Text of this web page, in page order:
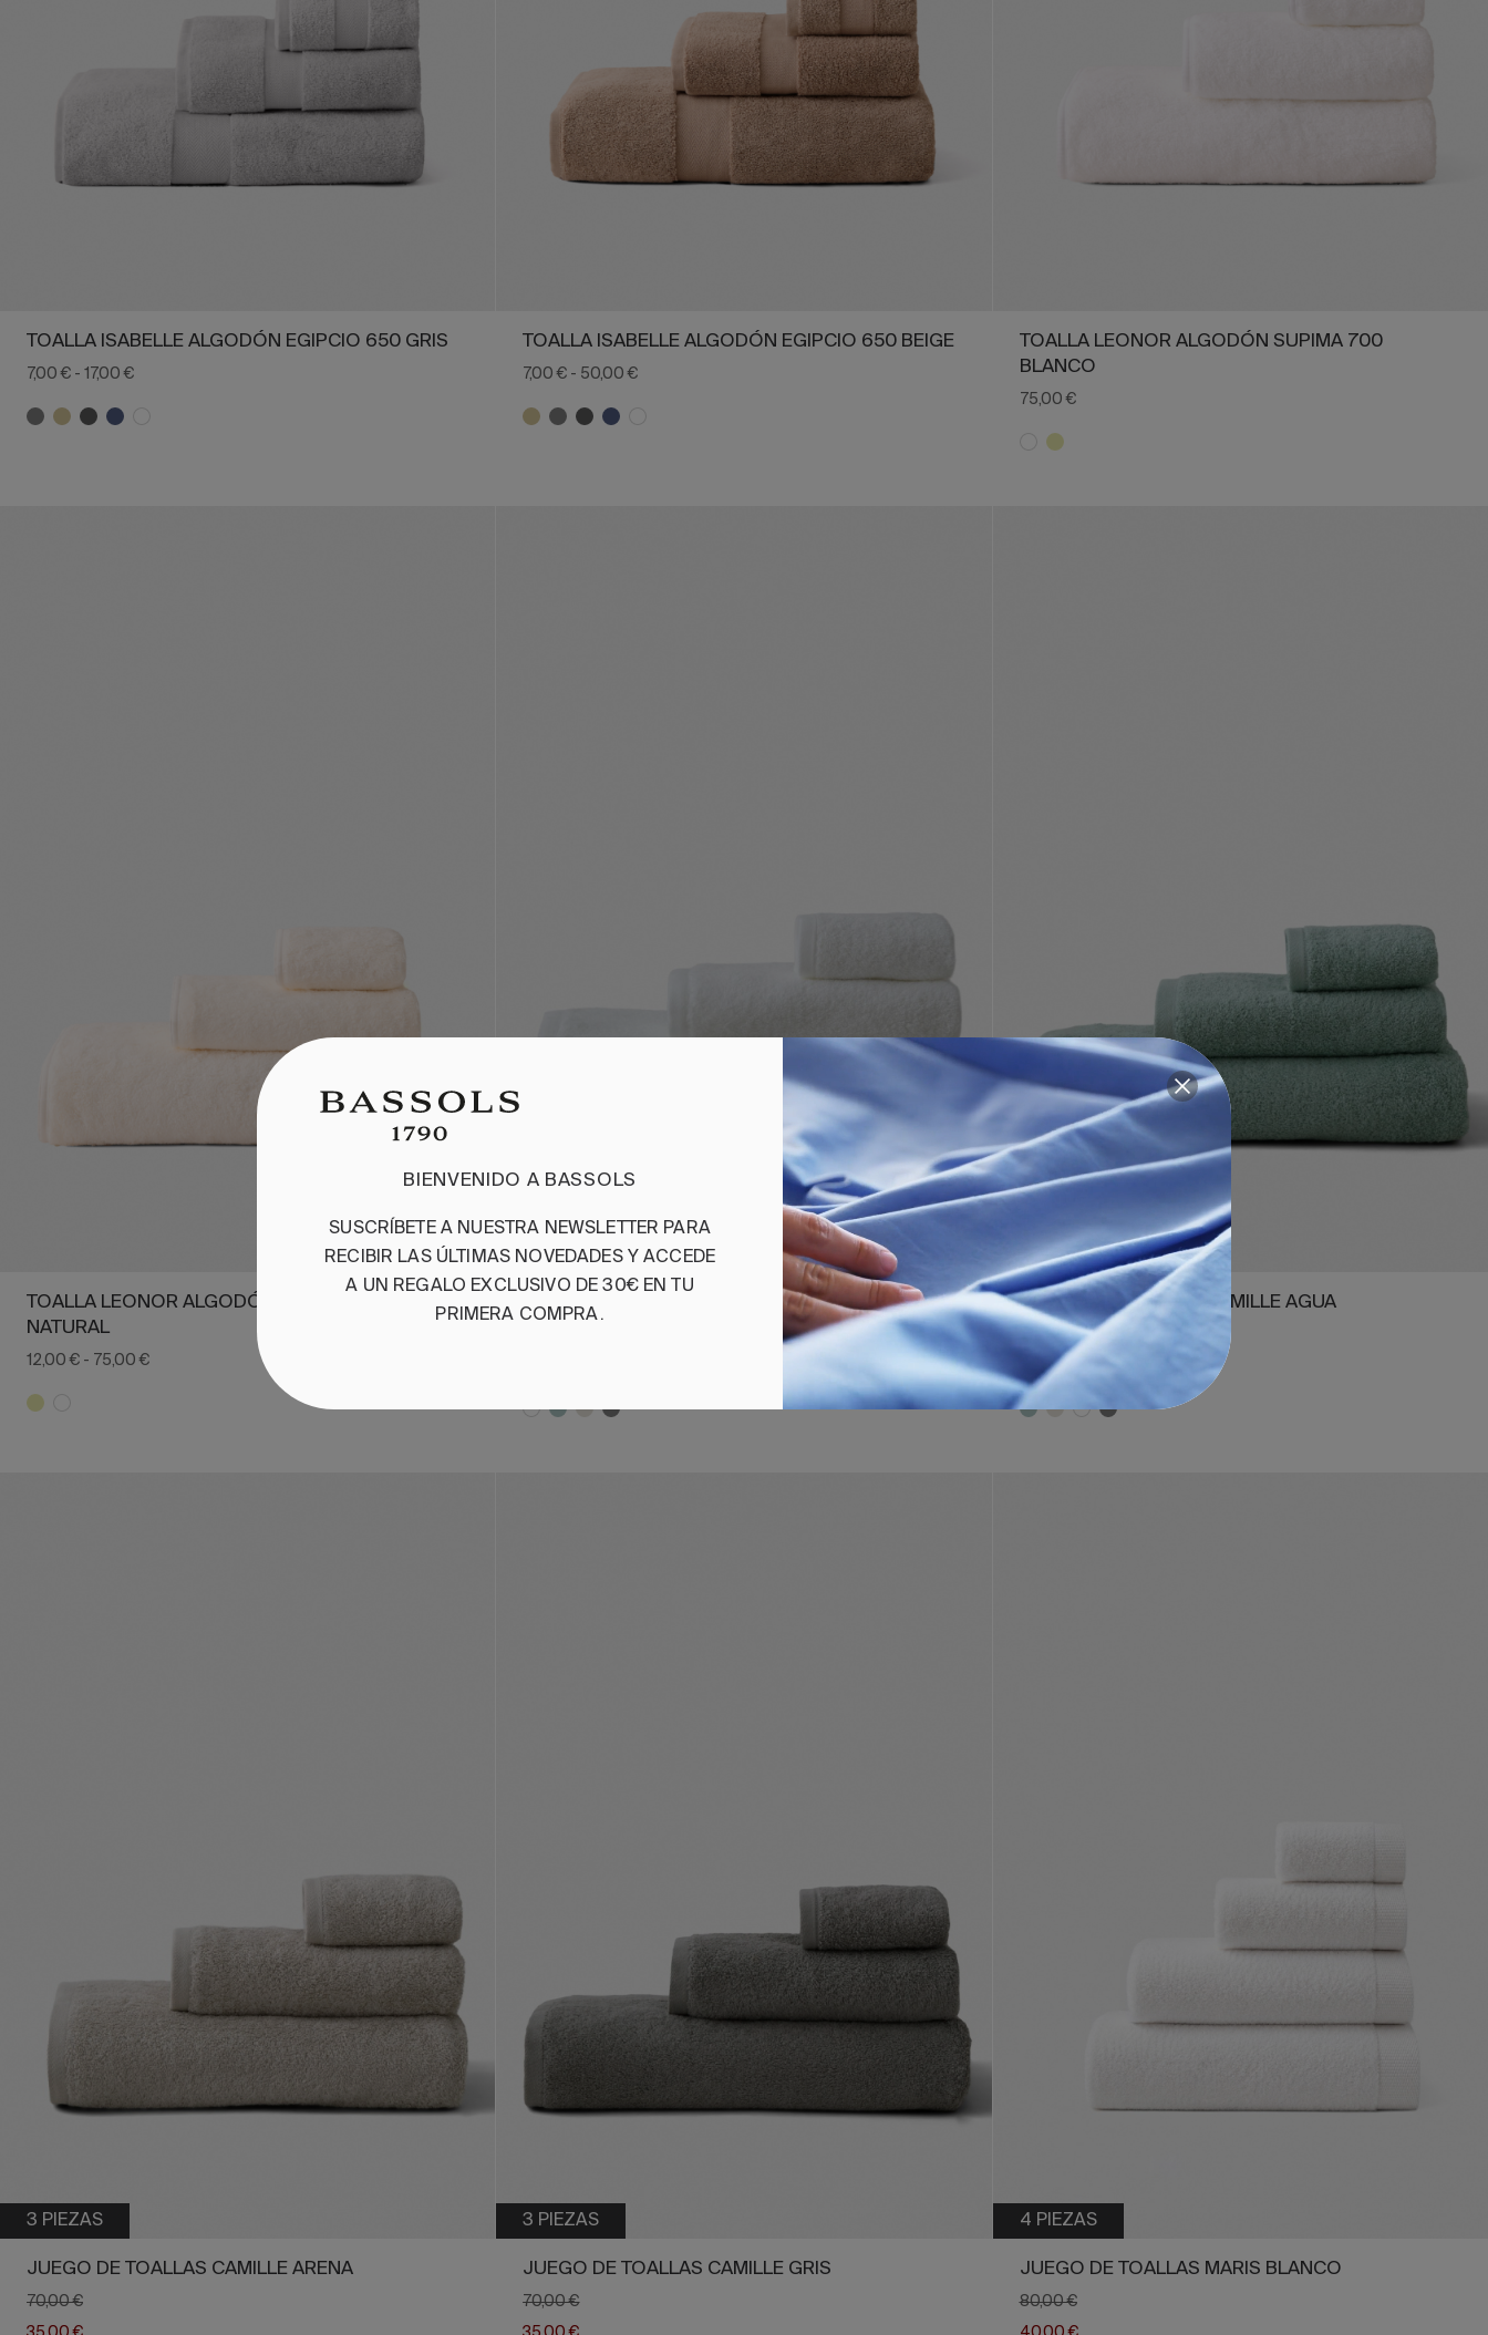
TOALLA ISABELLE ALGODÓN EGIPCIO 650 GRIS
7,00 € - 17,00 €
TOALLA ISABELLE ALGODÓN EGIPCIO 650 BEIGE
7,00 € - 50,00 €
TOALLA LEONOR ALGODÓN SUPIMA 700
BLANCO
75,00 €
TOALLA LEONOR ALGODÓN SUPIMA 700
NATURAL
12,00 € - 75,00 €
3 PIEZAS
JUEGO DE TOALLAS CAMILLE BLANCO
3 PIEZAS
JUEGO DE TOALLAS CAMILLE AGUA
70,00 €
35,00 €
3 PIEZAS
JUEGO DE TOALLAS CAMILLE ARENA
70,00 €
3 PIEZAS
JUEGO DE TOALLAS CAMILLE GRIS
70,00 €
4 PIEZAS
JUEGO DE TOALLAS MARIS BLANCO
80,00 €
BIENVENIDO A BASSOLS
SUSCRÍBETE A NUESTRA NEWSLETTER PARA
RECIBIR LAS ÚLTIMAS NOVEDADES Y ACCEDE
A UN REGALO EXCLUSIVO DE 30€ EN TU
PRIMERA COMPRA.